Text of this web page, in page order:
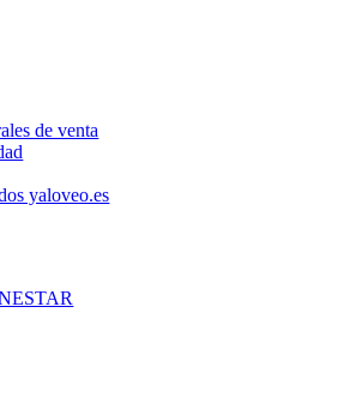
de venta
yaloveo.es